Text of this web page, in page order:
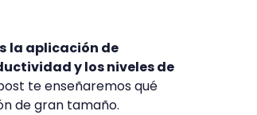
la aplicación de
y los niveles de
te enseñaremos qué
de gran tamaño.